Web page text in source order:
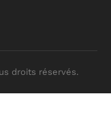
droits réservés.